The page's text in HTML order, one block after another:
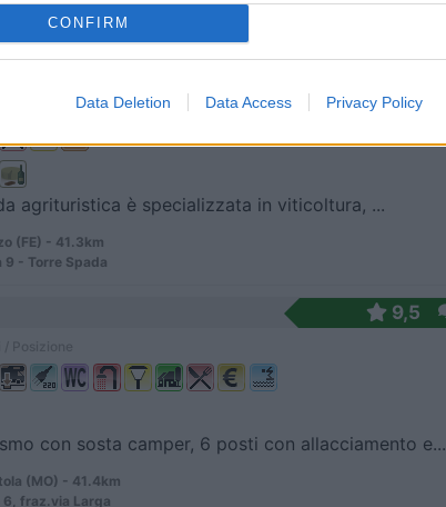
CONFIRM
Data Deletion Data Access Privacy Policy
– Pozzolengo n 59/61 (Loc. Grazioli
agrituristica è specializzata in viticoltura, ...
(FE) - 41.3km
9 - Torre Spada
9,5
con sosta camper, 6 posti con allacciamento e...
(MO) - 41.4km
6, fraz.via Larga